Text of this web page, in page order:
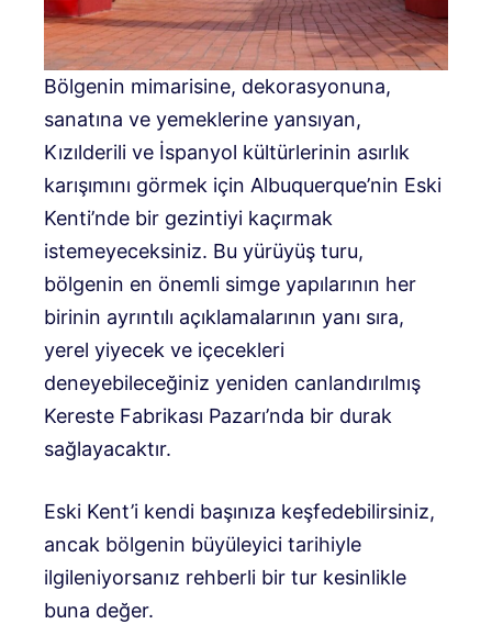
Bölgenin mimarisine, dekorasyonuna,
sanatına ve yemeklerine yansıyan,
Kızılderili ve İspanyol kültürlerinin asırlık
karışımını görmek için Albuquerque’nin Eski
Kenti’nde bir gezintiyi kaçırmak
istemeyeceksiniz. Bu yürüyüş turu,
bölgenin en önemli simge yapılarının her
birinin ayrıntılı açıklamalarının yanı sıra,
yerel yiyecek ve içecekleri
deneyebileceğiniz yeniden canlandırılmış
Kereste Fabrikası Pazarı’nda bir durak
sağlayacaktır.
Eski Kent’i kendi başınıza keşfedebilirsiniz,
ancak bölgenin büyüleyici tarihiyle
ilgileniyorsanız rehberli bir tur kesinlikle
buna değer.